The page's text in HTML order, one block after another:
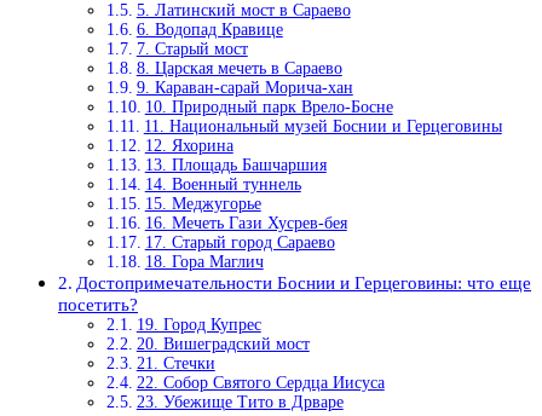
5. Латинский мост в Сараево
6. Водопад Кравице
7. Старый мост
8. Царская мечеть в Сараево
9. Караван-сарай Морича-хан
10. Природный парк Врело-Босне
11. Национальный музей Боснии и Герцеговины
12. Яхорина
13. Площадь Башчаршия
14. Военный туннель
15. Меджугорье
16. Мечеть Гази Хусрев-бея
17. Старый город Сараево
18. Гора Маглич
Достопримечательности Боснии и Герцеговины: что еще
посетить?
19. Город Купрес
20. Вишеградский мост
21. Стечки
22. Собор Святого Сердца Иисуса
23. Убежище Тито в Дрваре